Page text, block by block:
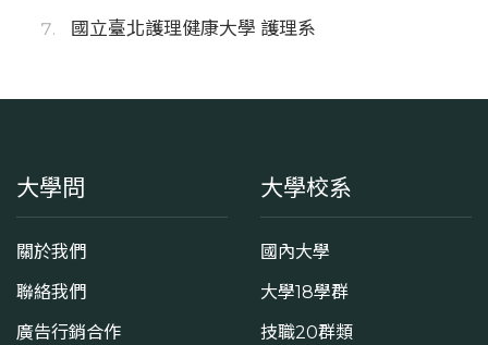
國立臺北護理健康大學 護理系
大學問
關於我們
聯絡我們
廣告行銷合作
大學校系
國內大學
大學18學群
技職20群類